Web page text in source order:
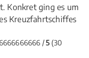
Konkret ging es um
Kreuzfahrtschiffes
/5(30